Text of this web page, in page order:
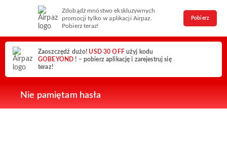
Zdobądź mnóstwo ekskluzywnych
promocji tylko w aplikacji Airpaz.
Pobierz teraz!
Pobierz
Zaoszczędź dużo!USD 30 OFF użyj kodu
GOBEYOND ! – pobierz aplikację i zarejestruj się
teraz!
Nie pamiętam hasła